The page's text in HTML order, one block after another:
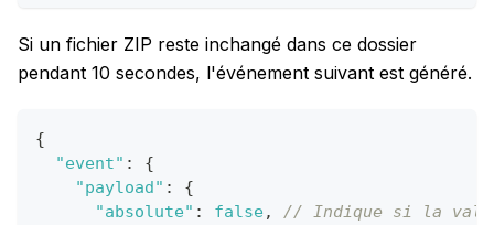
Si un fichier ZIP reste inchangé dans ce dossier
pendant 10 secondes, l'événement suivant est généré.
{
"event" :
{
"payload" :
{
"absolute" : false,
// Indique si la